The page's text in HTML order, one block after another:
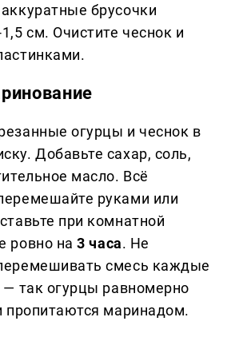
брусочки
см. Очистите чеснок и
огурцы и чеснок в
Добавьте сахар, соль,
масло. Всё
руками или
при комнатной
ровно на3 часа. Не
смесь каждые
— так огурцы равномерно
пропитаются маринадом.